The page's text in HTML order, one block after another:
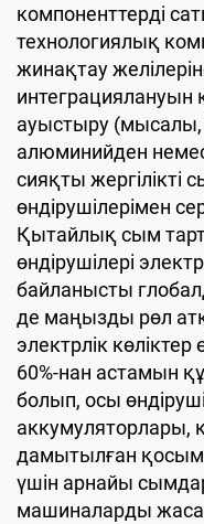
компоненттерді
технологиялық
жинақтау
интеграциялануын
ауыстыру (мысалы,
алюминийден
сияқты жергілікті
өндірушілерімен
Қытайлық сым
өндірушілері
байланысты
де маңызды рөл
электрлік көліктер
60%-нан астамын
болып, осы
аккумуляторлары,
дамытылған
үшін арнайы
машиналарды